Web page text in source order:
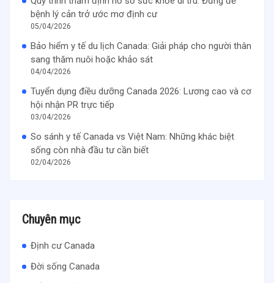
bệnh lý cản trở ước mơ định cư
05/04/2026
Bảo hiểm y tế du lịch Canada: Giải pháp cho người thân
sang thăm nuôi hoặc khảo sát
04/04/2026
Tuyển dụng điều dưỡng Canada 2026: Lương cao và cơ
hội nhận PR trực tiếp
03/04/2026
So sánh y tế Canada vs Việt Nam: Những khác biệt
sống còn nhà đầu tư cần biết
02/04/2026
Chuyên mục
Định cư Canada
Đời sống Canada